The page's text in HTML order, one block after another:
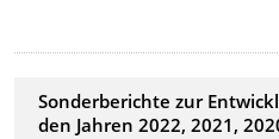
Sonderberichte zur
den Jahren 2022, 2021,